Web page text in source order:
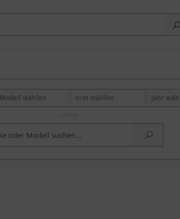
Modell wählen ccm wählen Jahr